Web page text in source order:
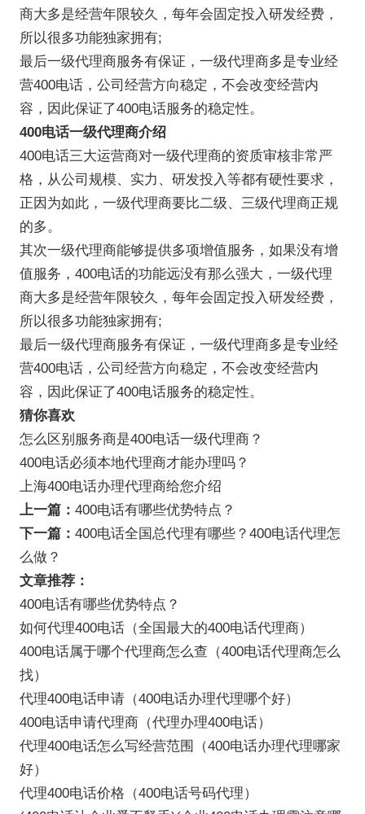
商大多是经营年限较久，每年会固定投入研发经费，
所以很多功能独家拥有;
最后一级代理商服务有保证，一级代理商多是专业经
营400电话，公司经营方向稳定，不会改变经营内
容，因此保证了400电话服务的稳定性。
400电话一级代理商介绍
400电话三大运营商对一级代理商的资质审核非常严
格，从公司规模、实力、研发投入等都有硬性要求，
正因为如此，一级代理商要比二级、三级代理商正规
的多。
其次一级代理商能够提供多项增值服务，如果没有增
值服务，400电话的功能远没有那么强大，一级代理
商大多是经营年限较久，每年会固定投入研发经费，
所以很多功能独家拥有;
最后一级代理商服务有保证，一级代理商多是专业经
营400电话，公司经营方向稳定，不会改变经营内
容，因此保证了400电话服务的稳定性。
猜你喜欢
怎么区别服务商是400电话一级代理商？
400电话必须本地代理商才能办理吗？
上海400电话办理代理商给您介绍
上一篇： 400电话有哪些优势特点？
下一篇： 400电话全国总代理有哪些？400电话代理怎
么做？
文章推荐：
400电话有哪些优势特点？
如何代理400电话（全国最大的400电话代理商）
400电话属于哪个代理商怎么查（400电话代理商怎么
找）
代理400电话申请（400电话办理代理哪个好）
400电话申请代理商（代理办理400电话）
代理400电话怎么写经营范围（400电话办理代理哪家
好）
代理400电话价格（400电话号码代理）